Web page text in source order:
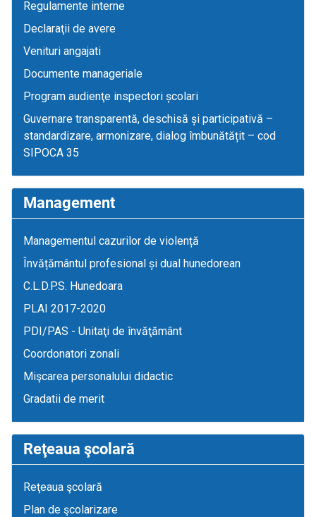
Regulamente interne
Declaraţii de avere
Venituri angajati
Documente manageriale
Program audienţe inspectori școlari
Guvernare transparentă, deschisă și participativă –
standardizare, armonizare, dialog îmbunătățit – cod
SIPOCA 35
Management
Managementul cazurilor de violență
Învățământul profesional și dual hunedorean
C.L.D.P.S. Hunedoara
PLAI 2017-2020
PDI/PAS - Unitaţi de învăţământ
Coordonatori zonali
Mişcarea personalului didactic
Gradatii de merit
Reţeaua şcolară
Reţeaua şcolară
Plan de şcolarizare